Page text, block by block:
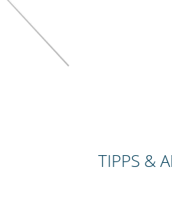
TIPPS &